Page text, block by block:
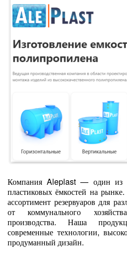
Компания Aleplast — один из
пластиковых ёмкостей на
ассортимент резервуаров для
от коммунального
производства. Наша
современные технологии,
продуманный дизайн.